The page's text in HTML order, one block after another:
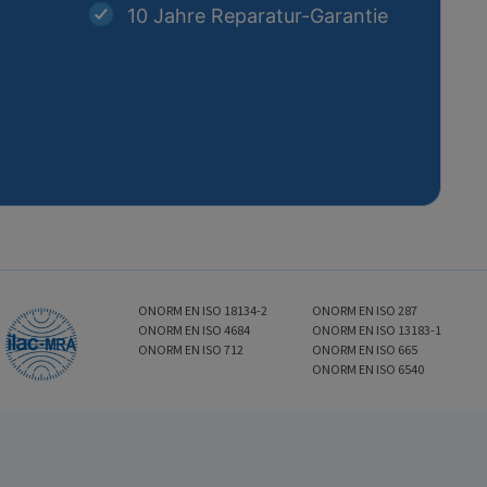
10 Jahre Reparatur-Garantie
ONORM EN ISO 18134-2
ONORM EN ISO 4684
ONORM EN ISO 712
ONORM EN ISO 287
ONORM EN ISO 13183-1
ONORM EN ISO 665
ONORM EN ISO 6540